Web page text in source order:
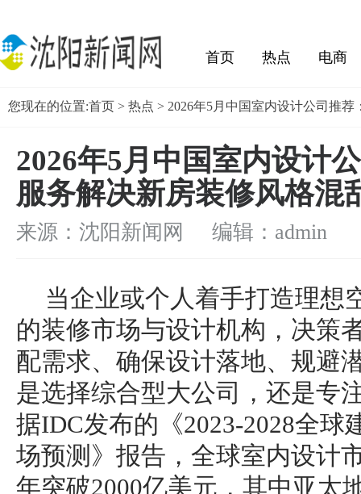
首页 热点 电商
生活 社会
您现在的位置:首页 > 热点 > 2026年5月中国室内设计公司推
2026年5月中国室内设计
服务解决新房装修风格混
来源：沈阳新闻网 编辑：admin
当企业或个人着手打造理想
的装修市场与设计机构，决策
配需求、确保设计落地、规避
是选择综合型大公司，还是专
据IDC发布的《2023-2028全球
场预测》报告，全球室内设计
年突破2000亿美元，其中亚太